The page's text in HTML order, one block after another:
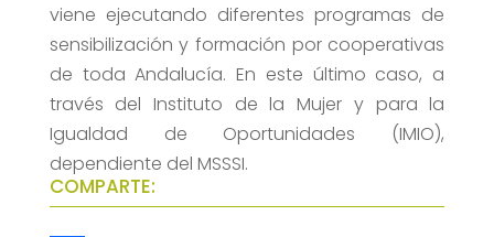
viene ejecutando diferentes programas de
sensibilización y formación por cooperativas
de toda Andalucía. En este último caso, a
través del Instituto de la Mujer y para la
Igualdad de Oportunidades (IMIO),
dependiente del MSSSI.
COMPARTE: